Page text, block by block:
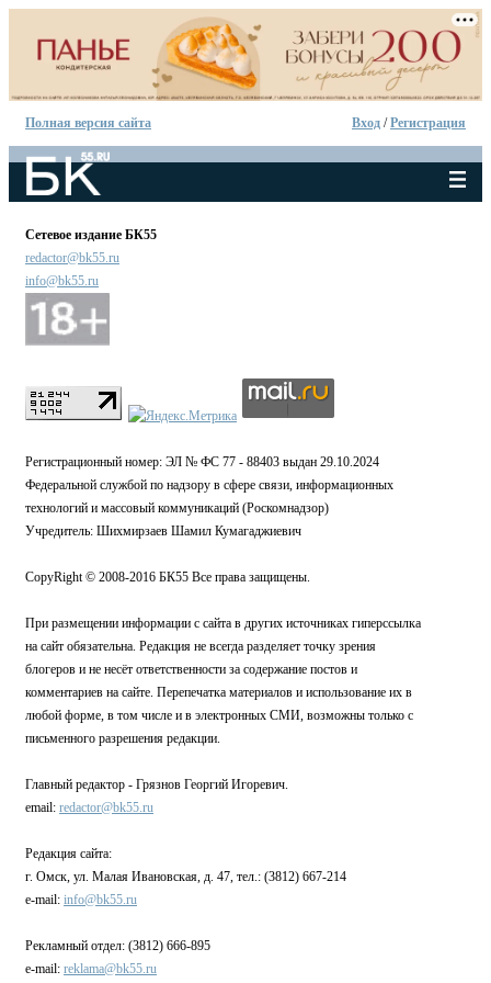
Полная версия сайта Вход /Регистрация
Сетевое издание БК55
redactor@bk55.ru
info@bk55.ru
Регистрационный номер: ЭЛ № ФС 77 - 88403 выдан 29.10.2024
Федеральной службой по надзору в сфере связи, информационных
технологий и массовый коммуникаций (Роскомнадзор)
Учредитель: Шихмирзаев Шамил Кумагаджиевич
CopyRight © 2008-2016 БК55 Все права защищены.
При размещении информации с сайта в других источниках гиперссылка
на сайт обязательна. Редакция не всегда разделяет точку зрения
блогеров и не несёт ответственности за содержание постов и
комментариев на сайте. Перепечатка материалов и использование их в
любой форме, в том числе и в электронных СМИ, возможны только с
письменного разрешения редакции.
Главный редактор - Грязнов Георгий Игоревич.
email: redactor@bk55.ru
Редакция сайта:
г. Омск, ул. Малая Ивановская, д. 47, тел.: (3812) 667-214
e-mail: info@bk55.ru
Рекламный отдел: (3812) 666-895
e-mail: reklama@bk55.ru